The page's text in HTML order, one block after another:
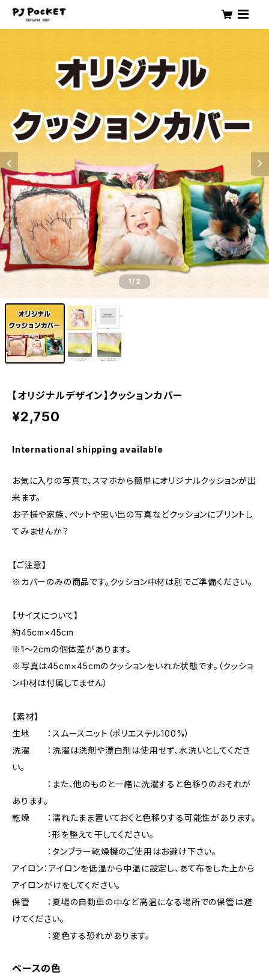
1/2
【オリジナルデザイン】クッションカバー
¥2,750
International shipping available
お気に入りの写真で、スマホから簡単にオリジナルクッションが出
来ます。
お子様や家族、ペットや思い出の写真などクッションにプリントし
てみませんか？
【ご注意】
※カバーのみの商品です。クッション中材は別でご準備ください。
【サイズについて】
約45cm×45cm
※1～2cmの個体差があります。
※写真は45cm×45cmのクッションをいれた状態です。（クッショ
ン中材は付属してません）
【素材】
生地 ：スムースニット（ポリエステル100%）
洗濯 ：洗濯は洗剤や漂白剤は使用せず、水洗いとしてくださ
い。
：また、他のものと一緒に洗濯すると色移りのおそれが
あります。
乾燥 ：濡れたまま置いておくと色移りする可能性があります。
：形を整えて干してください。
：タンブラー乾燥機のご使用はお避け下さい。
アイロン：アイロンを低温から中温に設定し、あて布をした上から
アイロンがけをしてください。
保管 ：夏場の自動車の中など高温になる場所での保管は避
けてください。
：変色する恐れがあります。
ベースの色